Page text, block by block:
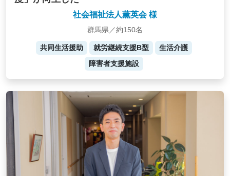
社会福祉法人薫英会 様
群馬県／約150名
共同生活援助 就労継続支援B型
生活介護
障害者支援施設